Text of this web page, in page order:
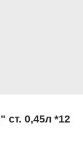
0,45л *12